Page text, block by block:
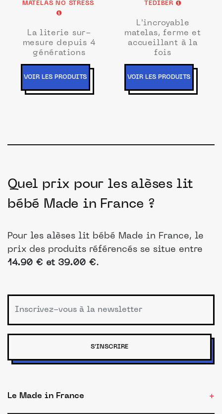
MATELAS NO STRESS
La literie sur-
mesure depuis 4
générations
VOIR LES PRODUITS
TEDIBER
L'incroyable
matelas, ferme et
accueillant à la
fois
VOIR LES PRODUITS
Quel prix pour les alèses lit
bébé Made in France ?
Pour les alèses lit bébé Made in France, le
prix des produits référencés se situe entre
14.90 € et 39.00 €.
S'INSCRIRE
Le Made in France